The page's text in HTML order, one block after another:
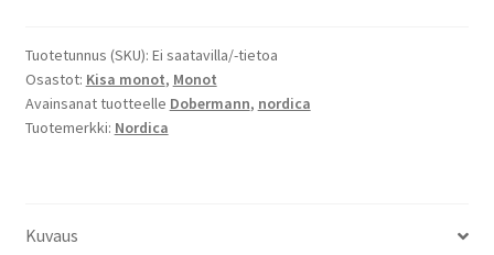
Tuotetunnus (SKU): Ei saatavilla/-tietoa
Osastot: Kisa monot, Monot
Avainsanat tuotteelle Dobermann, nordica
Tuotemerkki: Nordica
Kuvaus